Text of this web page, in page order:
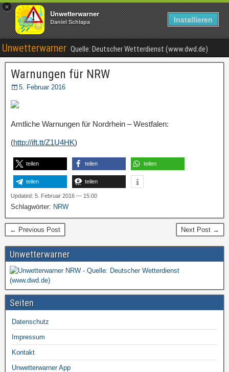
×
Unwetterwarner
Daniel Schlapa Installieren
Unwetterwarner Quelle: Deutscher Wetterdienst (www.dwd.de)
Warnungen für NRW
5. Februar 2016
Amtliche Warnungen für Nordrhein – Westfalen:
(http://ift.tt/Z1U4HK)
teilen teilen teilen
teilen teilen
Updated: 5. Februar 2016 — 15:00
Schlagwörter: NRW
← Previous Post Next Post →
Unwetterwarner
Seiten
Datenschutz
Impressum
Kontakt
Unwetterwarner App